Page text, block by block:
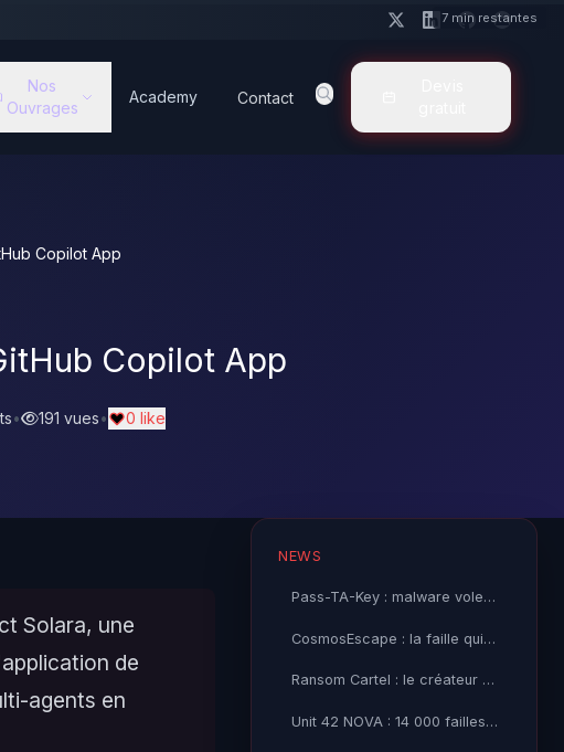
Nos
Ouvrages
Academy Contact
Copilot App
Copilot App
• 191 vues• 0 like
Solara, une
de
agents en
NEWS
Pass-TA-Key : malware vole vos passkeys Google sans alerte
CosmosEscape : la faille qui menaçait tout Azure Cosmos DB
Ransom Cartel : le créateur condamné à 16 ans de prison
Unit 42 NOVA : 14 000 failles open source détectées par IA
7 min restantes